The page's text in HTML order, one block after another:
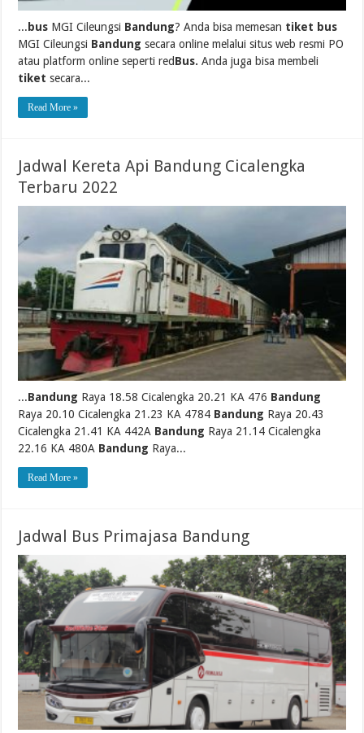
... bus MGI Cileungsi Bandung? Anda bisa memesan tiket bus
MGI Cileungsi Bandung secara online melalui situs web resmi PO
atau platform online seperti redBus. Anda juga bisa membeli
tiket secara...
Read More »
Jadwal Kereta Api Bandung Cicalengka
Terbaru 2022
...Bandung Raya 18.58 Cicalengka 20.21 KA 476 Bandung
Raya 20.10 Cicalengka 21.23 KA 4784 Bandung Raya 20.43
Cicalengka 21.41 KA 442A Bandung Raya 21.14 Cicalengka
22.16 KA 480A Bandung Raya...
Read More »
Jadwal Bus Primajasa Bandung